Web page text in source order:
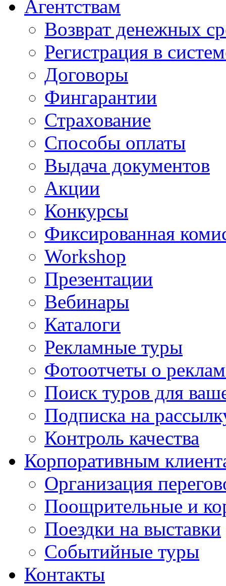
Агентствам
Возврат денежных
Регистрация в
Договоры
Фингарантии
Страхование
Способы оплаты
Выдача документов
Акции
Конкурсы
Фиксированная
Workshop
Презентации
Вебинары
Каталоги
Рекламные туры
Фотоотчеты о
Поиск туров для
Подписка на
Контроль качества
Корпоративным
Организация
Поощрительные и
Поездки на выставки
Событийные туры
Контакты